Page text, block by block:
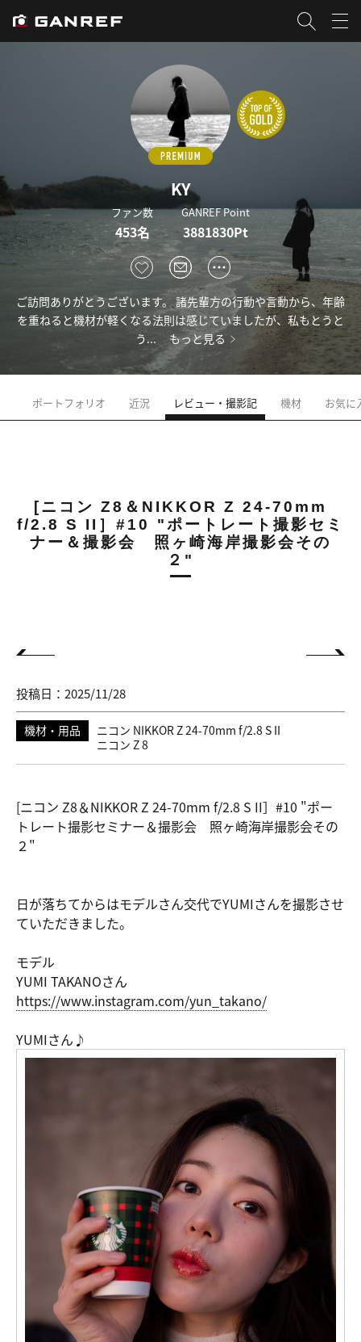
KY
ファン数
453名
GANREF Point
3881830Pt
ご訪問ありがとうございます。 諸先輩方の行動や言動から、年齢
を重ねると機材が軽くなる法則は感じていましたが、私もとうと
う...
もっと見る
ポートフォリオ 近況 レビュー・撮影記 機材 お気に
[ニコン Z8＆NIKKOR Z 24-70mm
f/2.8 S II］#10 "ポートレート撮影セミ
ナー＆撮影会 照ヶ崎海岸撮影会その
２"
投稿日：2025/11/28
機材・用品
ニコン NIKKOR Z 24-70mm f/2.8 S II
ニコン Z 8
[ニコン Z8＆NIKKOR Z 24-70mm f/2.8 S II］#10 "ポー
トレート撮影セミナー＆撮影会 照ヶ崎海岸撮影会その
２"
日が落ちてからはモデルさん交代でYUMIさんを撮影させ
ていただきました。
モデル
YUMI TAKANOさん
https://www.instagram.com/yun_ takano/
YUMIさん♪